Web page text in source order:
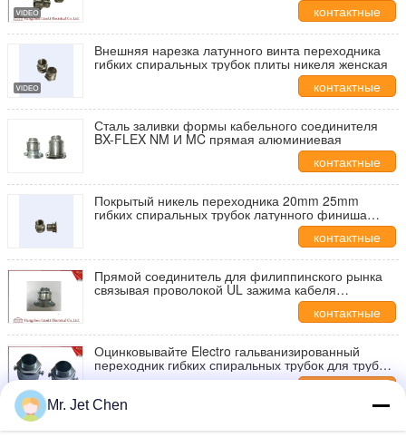
контактные
данные
Внешняя нарезка латунного винта переходника
гибких спиральных трубок плиты никеля женская
контактные
данные
Сталь заливки формы кабельного соединителя
BX-FLEX NM И MC прямая алюминиевая
контактные
данные
Покрытый никель переходника 20mm 25mm
гибких спиральных трубок латунного финиша
контактные
данные
Прямой соединитель для филиппинского рынка
связывая проволокой UL зажима кабеля
аксессуаров алюминиевый перечислил
контактные
данные
Оцинковывайте Electro гальванизированный
переходник гибких спиральных трубок для трубы
проводника GI, внешней нарезки
Алюминиевый переходник гибких спиральных
Mr. Jet Chen